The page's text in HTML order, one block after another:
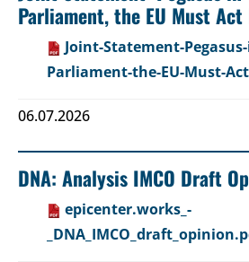
Parliament, the EU Must Act
Joint-Statement-
Parliament-the-EU-Must-
06.07.2026
DNA: Analysis IMCO Draft
epicenter.works_-